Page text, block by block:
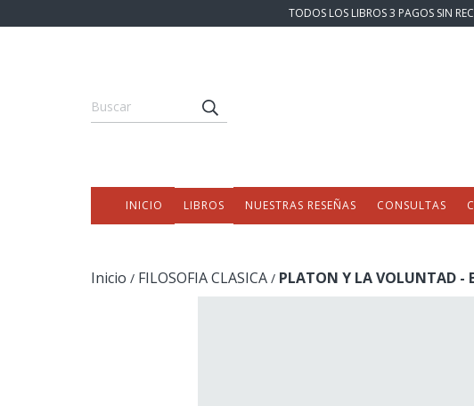
TODOS LOS LIBROS 3 PAGOS SIN
INICIO LIBROS NUESTRAS RESEÑAS CONSULTAS
Inicio / FILOSOFIA CLASICA / PLATON Y LA VOLUNTAD -